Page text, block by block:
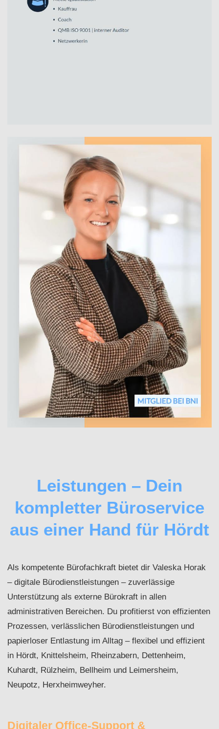
Leistungen – Dein
kompletter Büroservice
aus einer Hand für Hördt
Als kompetente Bürofachkraft bietet dir Valeska Horak
– digitale Bürodienstleistungen – zuverlässige
Unterstützung als externe Bürokraft in allen
administrativen Bereichen. Du profitierst von effizienten
Prozessen, verlässlichen Bürodienstleistungen und
papierloser Entlastung im Alltag – flexibel und effizient
in Hördt, Knittelsheim, Rheinzabern, Dettenheim,
Kuhardt, Rülzheim, Bellheim und Leimersheim,
Neupotz, Herxheimweyher.
Digitaler Office-Support &